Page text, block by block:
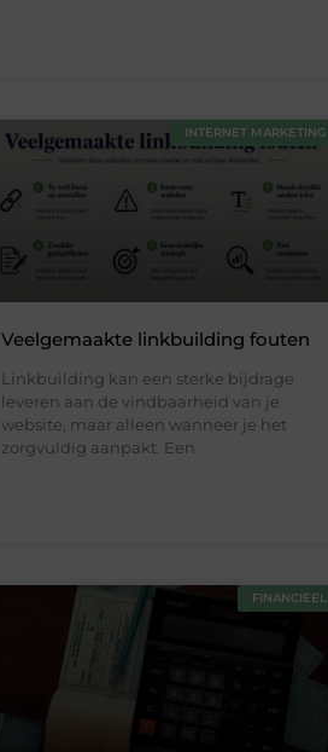
INTERNET MARKETING
Veelgemaakte linkbuilding fouten
Linkbuilding kan een sterke bijdrage
leveren aan de vindbaarheid van je
website, maar alleen wanneer je het
zorgvuldig aanpakt. Een
FINANCIEEL